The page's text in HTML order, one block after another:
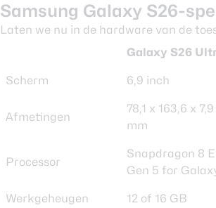
Samsung Galaxy S26-
Laten we nu in de hardware van de
Galaxy S26
Scherm 6,9 inch
Afmetingen
78,1 x 163,6 x 7,9
mm
Processor
Snapdragon 8
Gen 5 for
Werkgeheugen 12 of 16 GB